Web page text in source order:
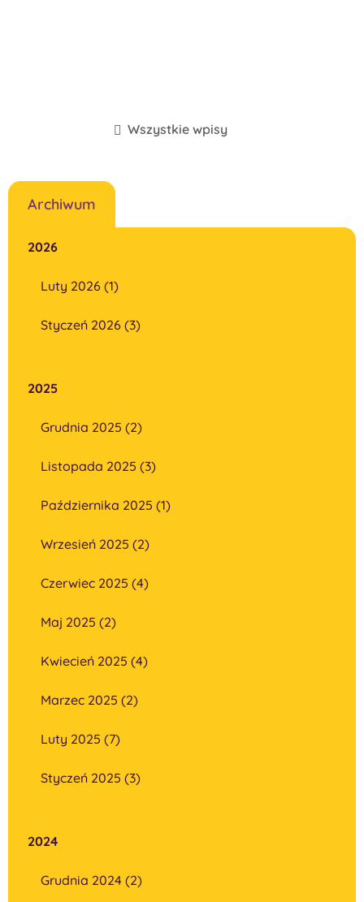
Wszystkie wpisy
Archiwum
2026
Luty 2026 (1)
Styczeń 2026 (3)
2025
Grudnia 2025 (2)
Listopada 2025 (3)
Października 2025 (1)
Wrzesień 2025 (2)
Czerwiec 2025 (4)
Maj 2025 (2)
Kwiecień 2025 (4)
Marzec 2025 (2)
Luty 2025 (7)
Styczeń 2025 (3)
2024
Grudnia 2024 (2)